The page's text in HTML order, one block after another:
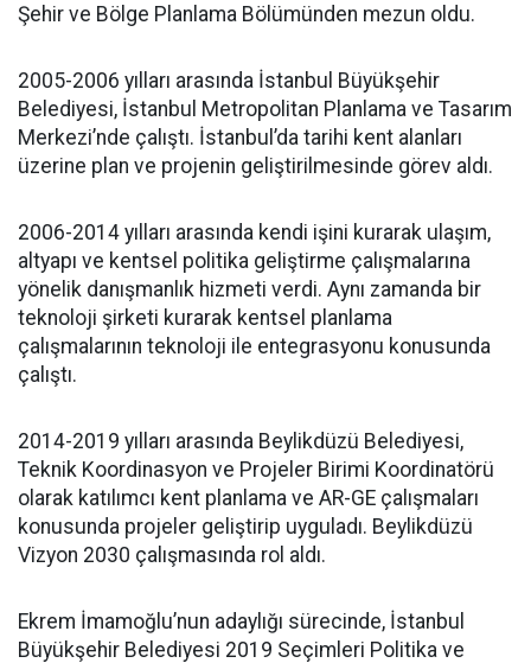
Şehir ve Bölge Planlama Bölümünden mezun oldu.
2005-2006 yılları arasında İstanbul Büyükşehir
Belediyesi, İstanbul Metropolitan Planlama ve Tasarım
Merkezi’nde çalıştı. İstanbul’da tarihi kent alanları
üzerine plan ve projenin geliştirilmesinde görev aldı.
2006-2014 yılları arasında kendi işini kurarak ulaşım,
altyapı ve kentsel politika geliştirme çalışmalarına
yönelik danışmanlık hizmeti verdi. Aynı zamanda bir
teknoloji şirketi kurarak kentsel planlama
çalışmalarının teknoloji ile entegrasyonu konusunda
çalıştı.
2014-2019 yılları arasında Beylikdüzü Belediyesi,
Teknik Koordinasyon ve Projeler Birimi Koordinatörü
olarak katılımcı kent planlama ve AR-GE çalışmaları
konusunda projeler geliştirip uyguladı. Beylikdüzü
Vizyon 2030 çalışmasında rol aldı.
Ekrem İmamoğlu’nun adaylığı sürecinde, İstanbul
Büyükşehir Belediyesi 2019 Seçimleri Politika ve